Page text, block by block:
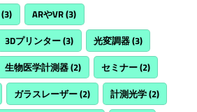
(3) ARやVR(3)
3Dプリンター(3) 光変調器(3)
生物医学計測器(2) セミナー(2)
ガラスレーザー(2) 計測光学(2)